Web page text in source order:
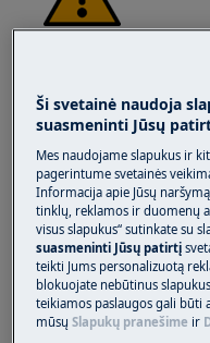
Visada būkite
techniką. Sunkios
saugiausia, kad ją
naudokite
batus. Dėvėkite
apsisaugotumėte
Ši svetainė naudoja
suasmeninti Jūsų
Mes naudojame slapukus ir
pagerintume svetainės
Informacija apie Jūsų
tinklų, reklamos ir duomenų
visus slapukus“ sutinkate su
suasmeninti Jūsų patirtį
teikti Jums personalizuotą
blokuojate nebūtinus
teikiamos paslaugos gali būti
mūsųSlapukų pranešime ir